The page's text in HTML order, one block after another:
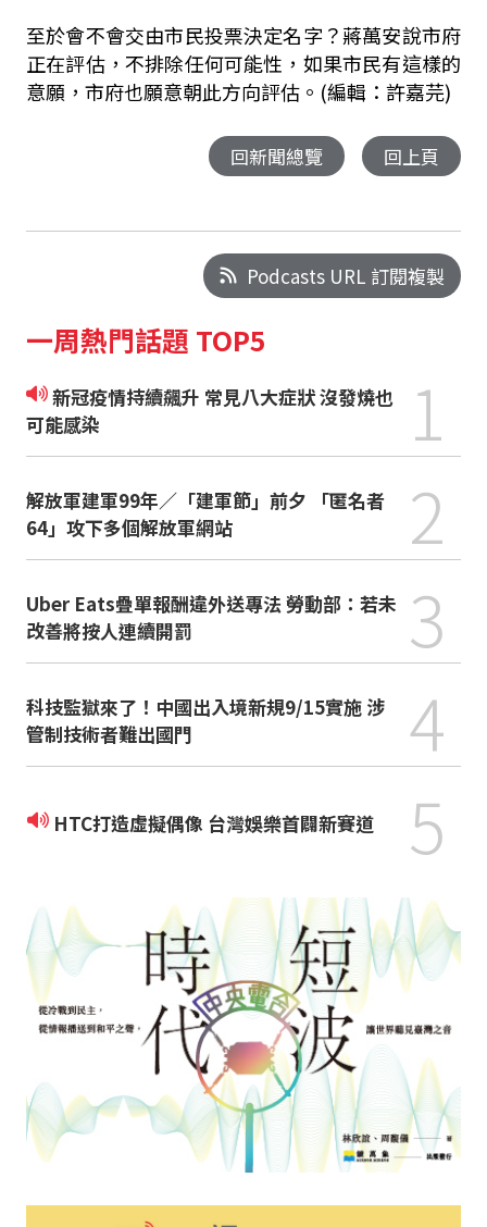
至於會不會交由市民投票決定名字？蔣萬安說市府
正在評估，不排除任何可能性，如果市民有這樣的
意願，市府也願意朝此方向評估。(編輯：許嘉芫)
回新聞總覽 回上頁
Podcasts URL 訂閱複製
一周熱門話題 TOP5
新冠疫情持續飆升 常見八大症狀 沒發燒也
可能感染
1
解放軍建軍99年／「建軍節」前夕 「匿名者
64」攻下多個解放軍網站
2
Uber Eats疊單報酬違外送專法 勞動部：若未
改善將按人連續開罰
3
科技監獄來了！中國出入境新規9/15實施 涉
管制技術者難出國門
4
HTC打造虛擬偶像 台灣娛樂首闢新賽道 5